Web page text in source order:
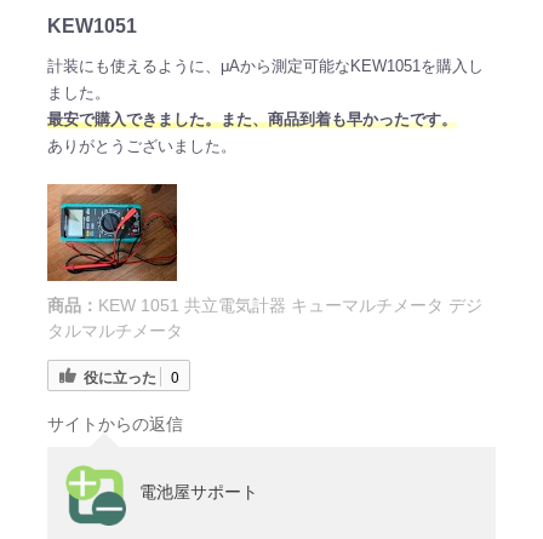
KEW1051
計装にも使えるように、μAから測定可能なKEW1051を購入し
ました。
最安で購入できました。また、商品到着も早かったです。
ありがとうございました。
商品： KEW 1051 共立電気計器 キューマルチメータ デジ
タルマルチメータ
役に立った 0
サイトからの返信
電池屋サポート